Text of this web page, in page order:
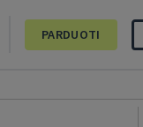
PARDUOTI